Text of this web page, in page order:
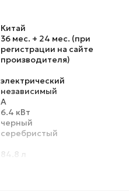
Китай
36 мес. + 24 мес. (при
регистрации на сайте
производителя)
электрический
независимый
A
6.4 кВт
черный
серебристый
84.8 л